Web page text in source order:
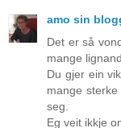
amo sin
Det er så
mange
Du gjer ein
mange
seg.
Eg veit ikkje